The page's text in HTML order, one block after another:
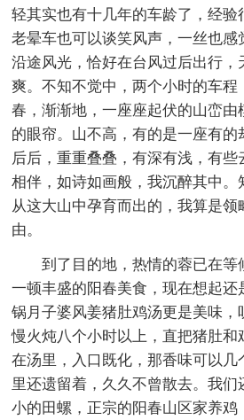
轻其实也有十几年的车龄了，经验
老晕车也可以谈笑风声，一丝也感
沿途风光，恰好在台风过后出行，
爽。不知不觉中，两个小时的车程
春，渐渐地，一座座起伏的山峦由
的眼帘。山不高，有的是一座有的
后后，重重叠叠，有深有浅，有些
相伴，如诗如画般，我沉醉其中。
从这大山中孕育而出的，我算是领
由。
到了目的地，热情的蓉已在等
一顿丰盛的阳春美食，现在想起还
锅月子婆风姜猪肚鸡汤更是美味，
慢火炖八个小时以上，直把猪肚和
在汤里，入口既化，那香味可以几
里还遗留着，久久不曾散去。我们
小的田螺，正宗的阳春山区家养鸡